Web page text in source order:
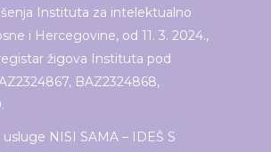
Instituta za intelektualno
i Hercegovine, od 11. 3. 2024.,
žigova Instituta pod
BAZ2324868,
NISI SAMA – IDEŠ S